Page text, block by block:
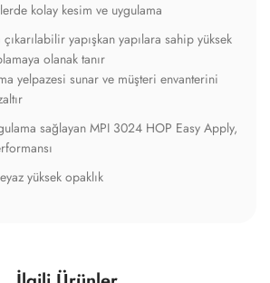
kolay kesim ve uygulama
çıkarılabilir yapışkan yapılara sahip yüksek
olanak tanır
yelpazesi sunar ve müşteri envanterini
sağlayan MPI 3024 HOP Easy Apply,
yüksek opaklık